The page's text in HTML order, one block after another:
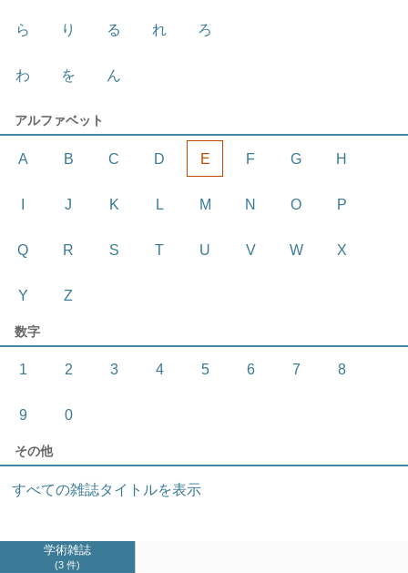
ら り る れ ろ
わ を ん
アルファベット
A B C D E F G H
J K L M N O P
Q R S T U V W X
Y Z
数字
1 2 3 4 5 6 7 8
9 0
その他
すべての雑誌タイトルを表示
学術雑誌
3 件